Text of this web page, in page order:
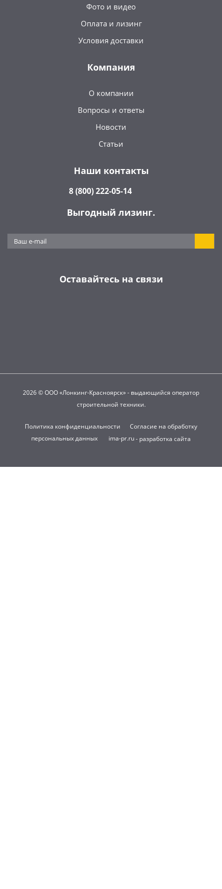
Фото и видео
Оплата и лизинг
Условия доставки
Компания
О компании
Вопросы и ответы
Новости
Статьи
Наши контакты
8 (800) 222-05-14
Выгодный лизинг.
Оставайтесь на связи
2026 © ООО «Лонкинг-Красноярск» - выдающийся оператор
строительной техники.
Политика конфиденциальности
Согласие на обработку
персональных данных
ima-pr.ru- разработка сайта